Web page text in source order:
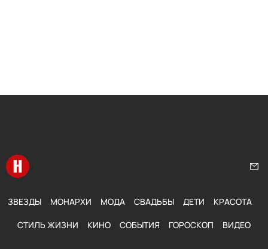
Перейти на главную
ЗВЕЗДЫ МОНАРХИ МОДА СВАДЬБЫ ДЕТИ КРАСОТА
СТИЛЬ ЖИЗНИ КИНО СОБЫТИЯ ГОРОСКОП ВИДЕО